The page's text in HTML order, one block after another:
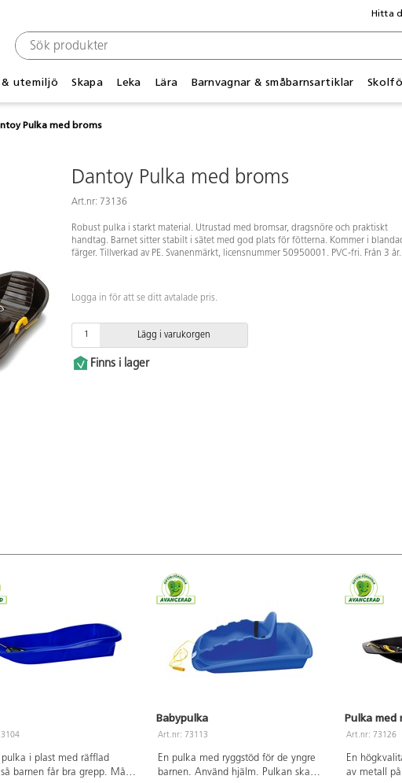
utemiljö Skapa Leka Lära Barnvagnar & småbarnsartiklar
Hitta
Pulka med broms
Dantoy Pulka med broms
Art.nr: 73136
Robust pulka i starkt material. Utrustad med bromsar, dragsnöre och praktiskt
handtag. Barnet sitter stabilt i sätet med god plats för fötterna. Kommer i
färger. Tillverkad av PE. Svanenmärkt, licensnummer 50950001. PVC-fri. Från 3 år.
Logga in för att se ditt avtalade pris.
Lägg i varukorgen
Finns i lager
pulka i plast med räfflad
barnen får bra grepp. Mått:
Babypulka
Art.nr: 73113
En pulka med ryggstöd för de yngre
barnen. Använd hjälm. Pulkan ska
Pulka med
Art.nr: 73126
En
av metall